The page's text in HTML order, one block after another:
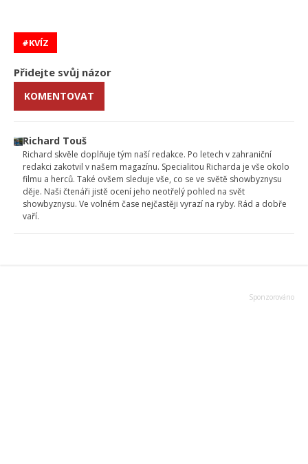
KVÍZ
Přidejte svůj názor
KOMENTOVAT
Richard Touš
Richard skvěle doplňuje tým naší redakce. Po letech v zahraniční
redakci zakotvil v našem magazínu. Specialitou Richarda je vše okolo
filmu a herců. Také ovšem sleduje vše, co se ve světě showbyznysu
děje. Naši čtenáři jistě ocení jeho neotřelý pohled na svět
showbyznysu. Ve volném čase nejčastěji vyrazí na ryby. Rád a dobře
vaří.